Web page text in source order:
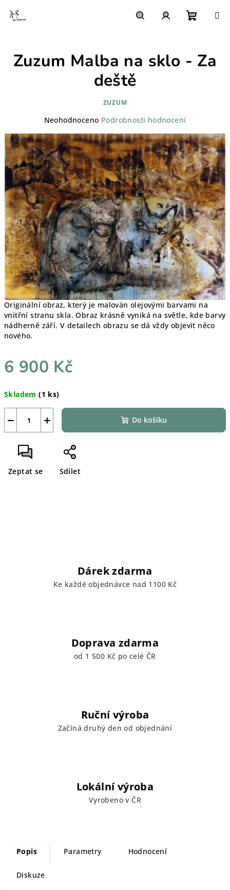
košík
Originální obraz, který je malován olejovými barvami na
vnitřní stranu skla. Obraz krásně vyniká na světle, kde barvy
nádherně září. V detailech obrazu se dá vždy objevit něco
nového.
6 900 Kč
cena:
Skladem(1 ks)
+
− Do košíku
Zeptat se Sdílet
Zuzum Malba na sklo - Za
deště
ZUZUM
Průměrné
produktu
je
0,0
z
5
hvězdiček.
Neohodnoceno Podrobnosti hodnocení
Dárek zdarma
Ke každé objednávce nad 1100 Kč
Doprava zdarma
od 1 500 Kč po celé ČR
Ruční výroba
Začíná druhý den od objednání
Lokální výroba
Vyrobeno v ČR
Popis Parametry Hodnocení
Diskuze